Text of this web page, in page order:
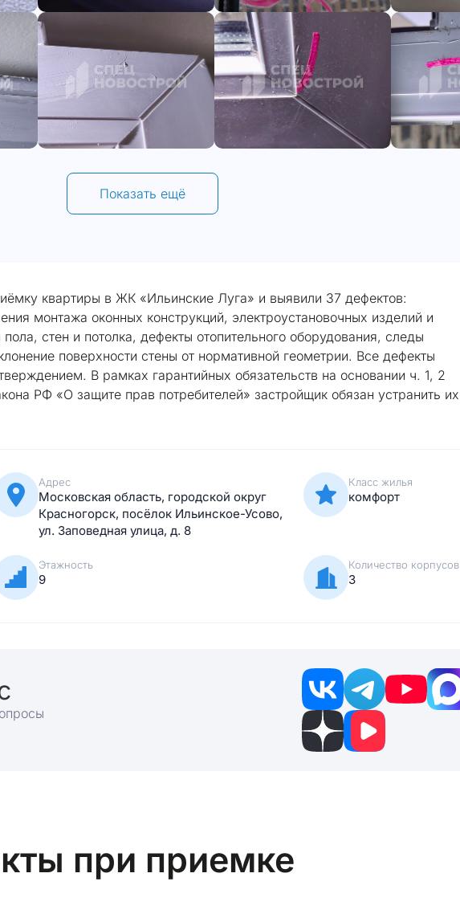
Показать ещё
квартиры в ЖК «Ильинские Луга» и выявили 37 дефектов:
монтажа оконных конструкций, электроустановочных изделий и
стен и потолка, дефекты отопительного оборудования, следы
поверхности стены от нормативной геометрии. Все дефекты
В рамках гарантийных обязательств на основании ч. 1, 2
РФ «О защите прав потребителей» застройщик обязан устранить их
Адрес
Московская область, городской округ
Красногорск, посёлок Ильинское-Усово,
ул. Заповедная улица, д. 8
Класс жилья
комфорт
Этажность
9
Количество корпусов
3
при приемке